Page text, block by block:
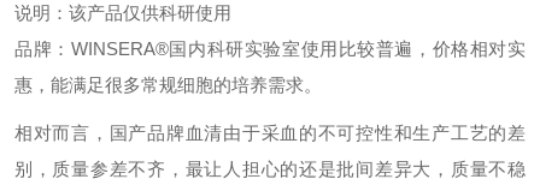
说明：该产品仅供科研使用
品牌： WINSERA®国内科研实验室使用比较普遍，价格相对实
惠，能满足很多常规细胞的培养需求。
相对而言，国产品牌血清由于采血的不可控性和生产工艺的差
别，质量参差不齐，最让人担心的还是批间差异大，质量不稳